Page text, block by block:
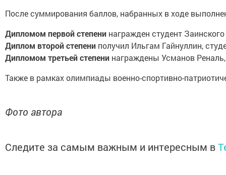
После суммирования баллов, набранных в ходе
Дипломом первой степени награжден студент
Диплом второй степени получил Ильгам Гайнуллин,
Дипломом третьей степени награждены Усманов Реналь,
Также в рамках олимпиады военно-спортивно-
Фото автора
Следите за самым важным и интересным в